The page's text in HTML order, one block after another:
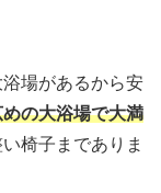
場があるから安
の大浴場で大満
椅子までありま